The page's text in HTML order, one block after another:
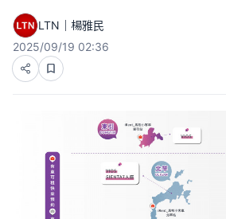
LTN｜楊雅民
2025/09/19 02:36